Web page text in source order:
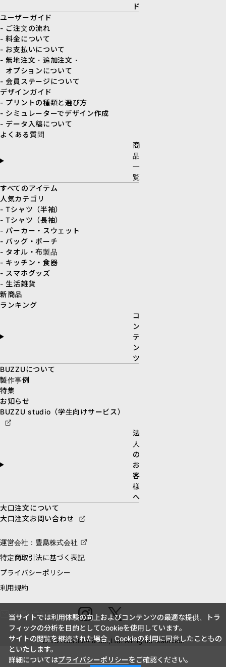
ド
ユーザーガイド
- ご注文の流れ
- 料金について
- お支払いについて
- 無地注文・追加注文・
オプションについて
- 会員ステージについて
デザインガイド
- プリントの種類と選び方
- シミュレーターでデザイン作成
- データ入稿について
よくある質問
商
品
一
覧
すべてのアイテム
人気カテゴリ
- Tシャツ（半袖）
- Tシャツ（長袖）
- パーカー・スウェット
- バッグ・ポーチ
- タオル・布製品
- キッチン・食器
- スマホグッズ
- 生活雑貨
新商品
ランキング
コ
ン
テ
ン
ツ
BUZZUについて
製作事例
特集
お知らせ
BUZZU studio（学生向けサービス）
法
人
の
お
客
様
へ
大口注文について
大口注文お問い合わせ
運営会社：豊島株式会社
特定商取引法に基づく表記
プライバシーポリシー
利用規約
お問い合わせ
© TOYOSHIMA & Co.,Ltd. All rights reserved.
当サイトでは利用体験の向上およびコンテンツの最適な提供、トラ
フィックの分析を目的としてCookieを使用しています。
サイトの閲覧を継続された場合、Cookieの利用に同意したこともの
といたします。
詳細についてはプライバシーポリシーをご確認ください。